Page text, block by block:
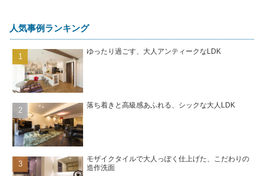
人気事例ランキング
ゆったり過ごす、大人アンティークなLDK
落ち着きと高級感あふれる、シックな大人LDK
モザイクタイルで大人っぽく仕上げた、こだわりの
造作洗面